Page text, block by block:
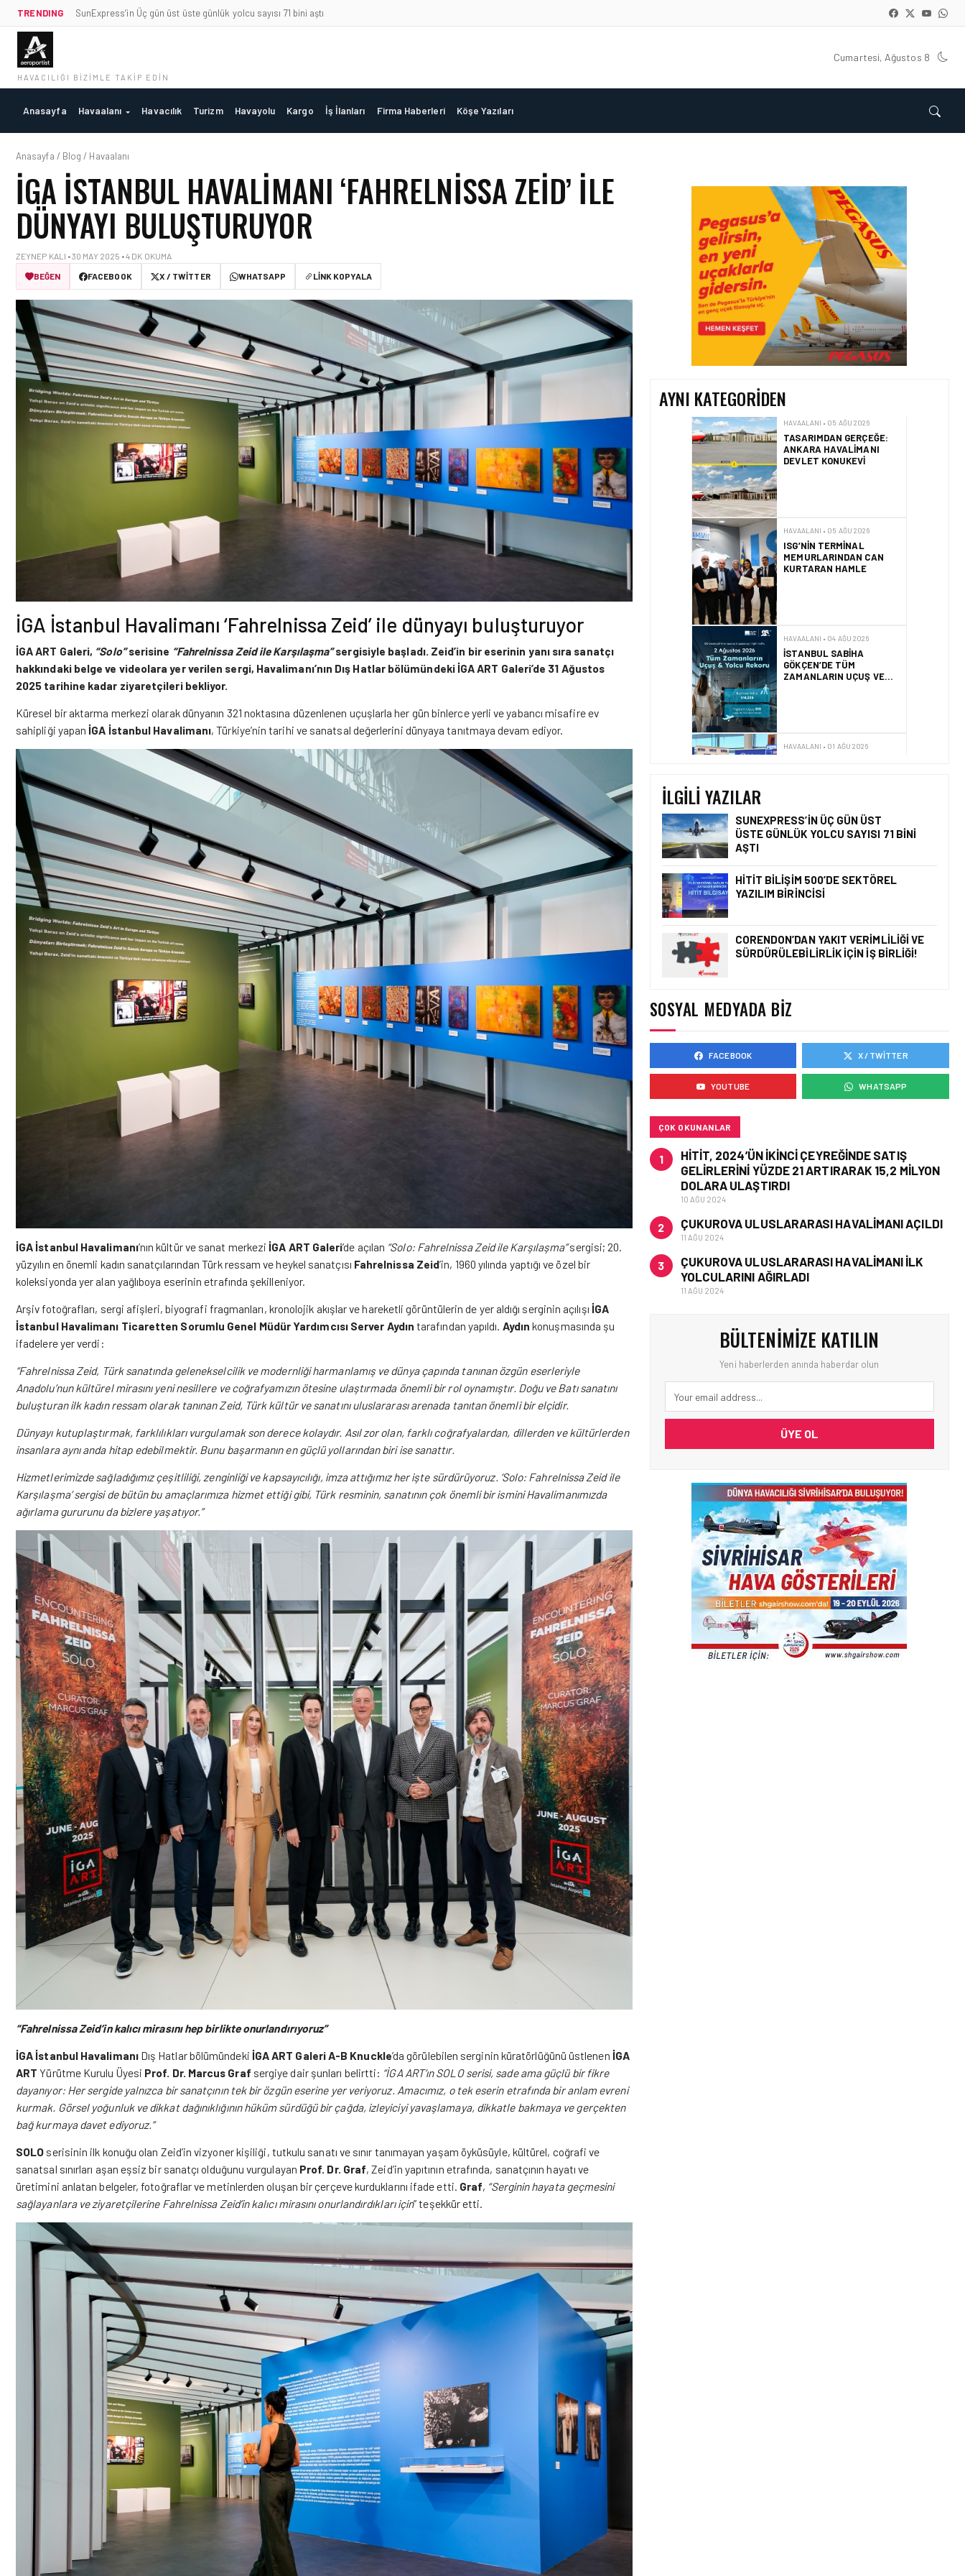
TRENDING SunExpress’in Üç gün üst üste günlük yolcu sayısı 71 bini aştı
HAVACILIĞI BIZIMLE TAKIP EDIN
Cumartesi, Ağustos 8
Anasayfa Havaalanı Havacılık Turizm Havayolu Kargo İş İlanları Firma Haberleri Köşe Yazıları
Anasayfa / Blog / Havaalanı
İGA İSTANBUL HAVALIMANI ‘FAHRELNISSA ZEID’ ILE
DÜNYAYI BULUŞTURUYOR
ZEYNEP KALI • 30 MAY 2025 • 4 DK OKUMA
BEĞEN
FACEBOOK X / TWITTER WHATSAPP LINK KOPYALA
İGA İstanbul Havalimanı ‘Fahrelnissa Zeid’ ile dünyayı buluşturuyor
İGA ART Galeri, “Solo”serisine “Fahrelnissa Zeid ile Karşılaşma”sergisiyle başladı. Zeid’in bir eserinin yanı sıra sanatçı
hakkındaki belge ve videolara yer verilen sergi, Havalimanı’nın Dış Hatlar bölümündeki İGA ART Galeri’de 31 Ağustos
2025 tarihine kadar ziyaretçileri bekliyor.
Küresel bir aktarma merkezi olarak dünyanın 321 noktasına düzenlenen uçuşlarla her gün binlerce yerli ve yabancı misafire ev
sahipliği yapan İGA İstanbul Havalimanı, Türkiye’nin tarihi ve sanatsal değerlerini dünyaya tanıtmaya devam ediyor.
İGA İstanbul Havalimanı’nın kültür ve sanat merkezi İGA ART Galeri’de açılan “Solo: Fahrelnissa Zeid ile Karşılaşma”sergisi; 20.
yüzyılın en önemli kadın sanatçılarından Türk ressam ve heykel sanatçısı Fahrelnissa Zeid’in, 1960 yılında yaptığı ve özel bir
koleksiyonda yer alan yağlıboya eserinin etrafında şekilleniyor.
Arşiv fotoğrafları, sergi afişleri, biyografi fragmanları, kronolojik akışlar ve hareketli görüntülerin de yer aldığı serginin açılışı İGA
İstanbul Havalimanı Ticaretten Sorumlu Genel Müdür Yardımcısı Server Aydın tarafından yapıldı. Aydın konuşmasında şu
ifadelere yer verdi:
“Fahrelnissa Zeid, Türk sanatında gelenekselcilik ve modernliği harmanlamış ve dünya çapında tanınan özgün eserleriyle
Anadolu’nun kültürel mirasını yeni nesillere ve coğrafyamızın ötesine ulaştırmada önemli bir rol oynamıştır. Doğu ve Batı sanatını
buluşturan ilk kadın ressam olarak tanınan Zeid, Türk kültür ve sanatını uluslararası arenada tanıtan önemli bir elçidir.
Dünyayı kutuplaştırmak, farklılıkları vurgulamak son derece kolaydır. Asıl zor olan, farklı coğrafyalardan, dillerden ve kültürlerden
insanlara aynı anda hitap edebilmektir. Bunu başarmanın en güçlü yollarından biri ise sanattır.
Hizmetlerimizde sağladığımız çeşitliliği, zenginliği ve kapsayıcılığı, imza attığımız her işte sürdürüyoruz. ‘Solo: Fahrelnissa Zeid ile
Karşılaşma’ sergisi de bütün bu amaçlarımıza hizmet ettiği gibi, Türk resminin, sanatının çok önemli bir ismini Havalimanımızda
ağırlama gururunu da bizlere yaşatıyor.”
“Fahrelnissa Zeid’in kalıcı mirasını hep birlikte onurlandırıyoruz”
İGA İstanbul Havalimanı Dış Hatlar bölümündeki İGA ART Galeri A-B Knuckle’da görülebilen serginin küratörlüğünü üstlenen İGA
ART Yürütme Kurulu Üyesi Prof. Dr. Marcus Graf sergiyedair şunları belirtti: “İGA ART’ın SOLO serisi, sade ama güçlü bir fikre
dayanıyor: Her sergide yalnızca bir sanatçının tek bir özgün eserine yer veriyoruz. Amacımız, o tek eserin etrafında bir anlam evreni
kurmak. Görsel yoğunluk ve dikkat dağınıklığının hüküm sürdüğü bir çağda, izleyiciyi yavaşlamaya, dikkatle bakmaya ve gerçekten
bağ kurmaya davet ediyoruz.”
SOLO serisinin ilk konuğu olan Zeid’in vizyoner kişiliği, tutkulu sanatı ve sınır tanımayan yaşam öyküsüyle, kültürel, coğrafi ve
sanatsal sınırları aşan eşsiz bir sanatçı olduğunu vurgulayan Prof. Dr. Graf, Zeid’in yapıtının etrafında, sanatçının hayatı ve
üretimini anlatan belgeler, fotoğraflar ve metinlerden oluşan bir çerçeve kurduklarını ifade etti. Graf, “Serginin hayata geçmesini
sağlayanlara ve ziyaretçilerine Fahrelnissa Zeid’in kalıcı mirasını onurlandırdıkları için” teşekkür etti.
AYNI KATEGORIDEN
HAVAALANI • 05 AĞU 2026
İSTANBUL VALI
YARDIMCISI BEKIR
DINKIRCI’DEN KONTROL
KULESI’NE ZIYARET
HAVAALANI • 05 AĞU 2026
TASARIMDAN GERÇEĞE:
ANKARA HAVALIMANI
DEVLET KONUKEVI
MEMURLARINDAN CAN
KURTARAN HAMLE
İSTANBUL SABIHA
GÖKÇEN’DE TÜM
ZAMANLARIN UÇUŞ VE
YOLCU REKORU KIRILDI
İZMIR ILE ALMATI
ARASINDA DIREKT
UÇUŞLAR BAŞLADI
YARDIMCISI BEKIR
DINKIRCI’DEN KONTROL
KULESI’NE ZIYARET
HAVAALANI • 05 AĞU 2026
HAVAALANI • 05 AĞU 2026
ISG’NIN TERMINAL
MEMURLARINDAN CAN
KURTARAN HAMLE
İLGILI YAZILAR
SUNEXPRESS’IN ÜÇ GÜN ÜST
ÜSTE GÜNLÜK YOLCU SAYISI 71 BINI
AŞTI
HITIT BILIŞIM 500’DE SEKTÖREL
YAZILIM BIRINCISI
CORENDON’DAN YAKIT VERIMLILIĞI VE
SÜRDÜRÜLEBILIRLIK IÇIN İŞ BIRLIĞI!
SOSYAL MEDYADA BIZ
FACEBOOK X / TWITTER
YOUTUBE WHATSAPP
ÇOK OKUNANLAR
1
HITIT, 2024’ÜN IKINCI ÇEYREĞINDE SATIŞ
GELIRLERINI YÜZDE 21 ARTIRARAK 15,2 MILYON
DOLARA ULAŞTIRDI
10 AĞU 2024
2 ÇUKUROVA ULUSLARARASI HAVALIMANI AÇILDI
11 AĞU 2024
3
ÇUKUROVA ULUSLARARASI HAVALIMANI İLK
YOLCULARINI AĞIRLADI
11 AĞU 2024
BÜLTENIMIZE KATILIN
Yeni haberlerden anında haberdar olun
ÜYE OL